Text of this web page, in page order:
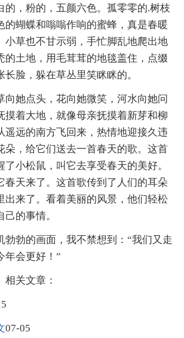
的，粉的，五颜六色。孤零零的.树枝
的蝴蝶和嗡嗡作响的蜜蜂，真是春暖
小草也不甘示弱，手忙脚乱地爬出地
的土地，用毛茸茸的地毯盖住，点缀
脸，躲在草丛里笑眯眯的。
她点头，花向她微笑，河水向她问
摸着大地，就像母亲抚摸着新芽和柳
遥远的南方飞回来，热情地迎接久违
朵，给它们送去一首春天的歌。这首
了小松鼠，叫它去享受春天的美好。
春天来了。这首歌传到了人们的耳朵
出来了。看着美丽的风景，他们轻松
的事情。
勃的画面，我不禁想到：“我们又走
年会更好！”
相关文章：
07-05